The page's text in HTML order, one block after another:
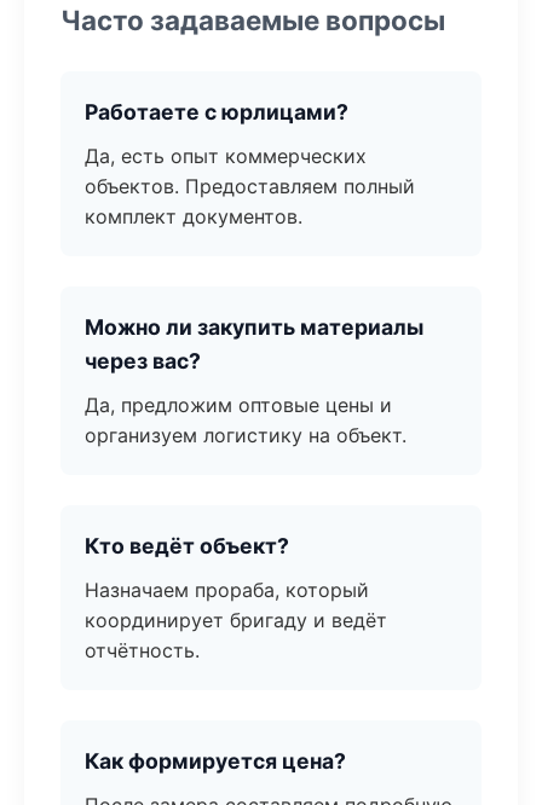
Часто задаваемые вопросы
Работаете с юрлицами?
Да, есть опыт коммерческих
объектов. Предоставляем полный
комплект документов.
Можно ли закупить материалы
через вас?
Да, предложим оптовые цены и
организуем логистику на объект.
Кто ведёт объект?
Назначаем прораба, который
координирует бригаду и ведёт
отчётность.
Как формируется цена?